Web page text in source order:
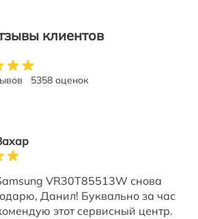
клиентов
5358 оценок
VR30T85513W снова
Данил! Буквально за час
этот сервисный центр.